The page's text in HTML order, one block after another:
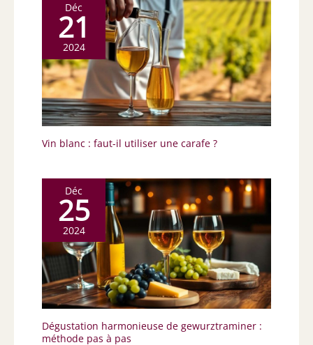
Déc
21
2024
Vin blanc : faut-il utiliser une carafe ?
Déc
25
2024
Dégustation harmonieuse de gewurztraminer :
méthode pas à pas